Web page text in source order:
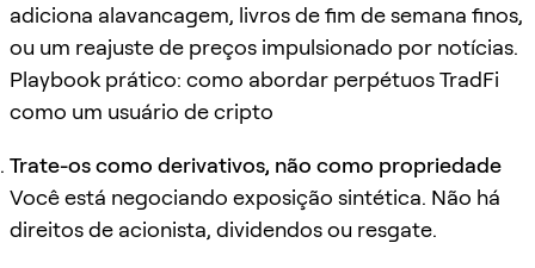
adiciona alavancagem, livros de fim de semana finos,
ou um reajuste de preços impulsionado por notícias.
Playbook prático: como abordar perpétuos TradFi
como um usuário de cripto
Trate-os como derivativos, não como propriedade
Você está negociando exposição sintética. Não há
direitos de acionista, dividendos ou resgate.